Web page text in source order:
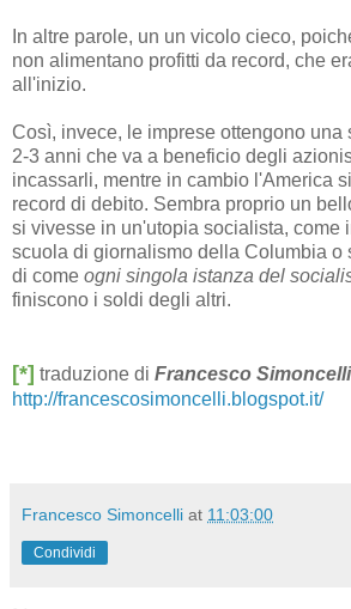
In altre parole, un un vicolo cieco,
non alimentano profitti da record, che
all'inizio.
Così, invece, le imprese ottengono una
2-3 anni che va a beneficio degli
incassarli, mentre in cambio l'America
record di debito. Sembra proprio un
si vivesse in un'utopia socialista, come
scuola di giornalismo della Columbia o
di come ogni singola istanza del
finiscono i soldi degli altri.
[*] traduzione di Francesco Simoncelli
http://francescosimoncelli.blogspot.it/
Francesco Simoncelli at 11:03:00
Condividi